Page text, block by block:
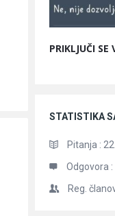
PRIKLJUČI SE
STATISTIKA
Pitanja :
Odgovora :
Reg.